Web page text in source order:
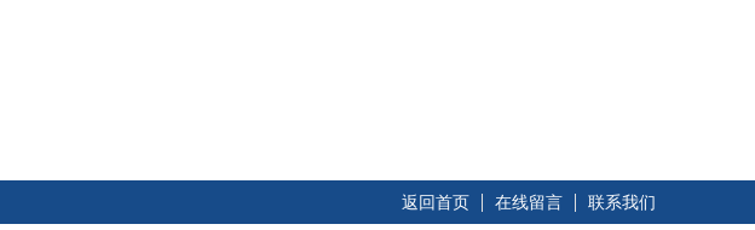
返回首页 在线留言 联系我们